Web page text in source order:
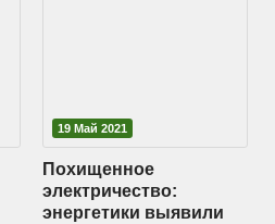
19 Май 2021
Похищенное
электричество:
энергетики выявили